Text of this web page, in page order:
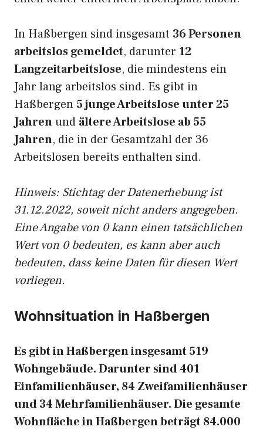
In Haßbergen sind insgesamt 36 Personen
arbeitslos gemeldet, darunter 12
Langzeitarbeitslose, die mindestens ein
Jahr lang arbeitslos sind. Es gibt in
Haßbergen 5 junge Arbeitslose unter 25
Jahrenund ältere Arbeitslose ab 55
Jahren, die in der Gesamtzahl der 36
Arbeitslosen bereits enthalten sind.
Hinweis: Stichtag der Datenerhebung ist
31.12.2022, soweit nicht anders angegeben.
Eine Angabe von 0 kann einen tatsächlichen
Wert von 0 bedeuten, es kann aber auch
bedeuten, dass keine Daten für diesen Wert
vorliegen.
Wohnsituation in Haßbergen
Es gibt in Haßbergen insgesamt 519
Wohngebäude. Darunter sind 401
Einfamilienhäuser, 84 Zweifamilienhäuser
und 34 Mehrfamilienhäuser. Die gesamte
Wohnfläche in Haßbergen beträgt 84.000